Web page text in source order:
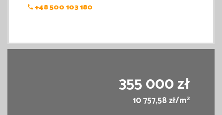
+48 500 103 180
355 000 zł
10 757,58 zł/m2